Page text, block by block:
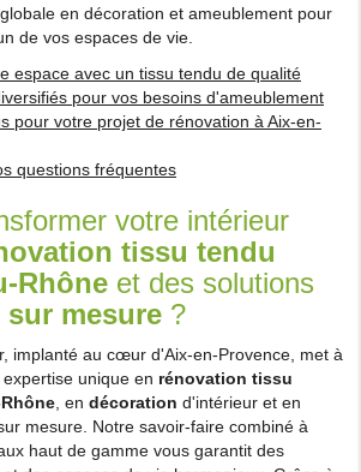
en décoration et ameublement pour
de vos espaces de vie.
espace avec un tissu tendu de qualité
pour vos besoins d'ameublement
pour votre projet de rénovation à Aix-en-
questions fréquentes
votre intérieur
tissu tendu
Rhône et des solutions
mesure ?
implanté au cœur d'Aix-en-Provence, met à
unique en rénovation tissu
, en décoration d'intérieur et en
mesure. Notre savoir-faire combiné à
haut de gamme vous garantit des